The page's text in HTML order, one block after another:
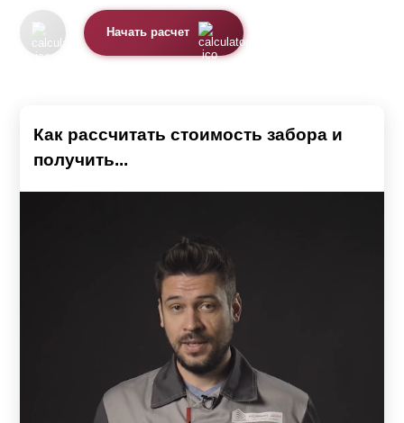
Начать расчет
Как рассчитать стоимость забора и
получить...